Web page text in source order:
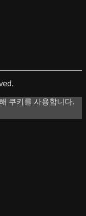
쿠키를 사용합니다.